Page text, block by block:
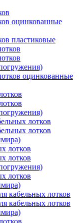
оцинкованные
пластиковые
оцинкованные
лотков
лотков
лотков
лотков
лотков
кабельных лотков
кабельных лотков